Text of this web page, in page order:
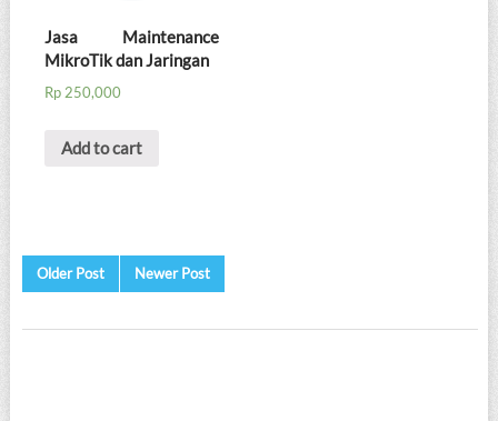
Jasa Maintenance
MikroTik dan Jaringan
Rp250,000
Add to cart
Older Post Newer Post